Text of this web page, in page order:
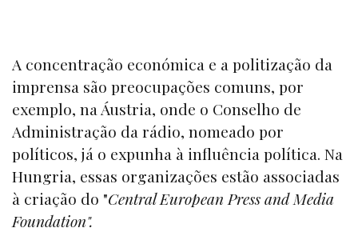
A concentração económica e a politização da
imprensa são preocupações comuns, por
exemplo, na Áustria, onde o Conselho de
Administração da rádio, nomeado por
políticos, já o expunha à influência política. Na
Hungria, essas organizações estão associadas
à criação do "Central European Press and Media
Foundation".